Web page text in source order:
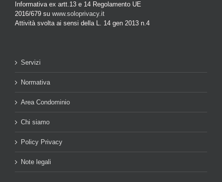
Informativa ex artt.13 e 14 Regolamento UE
2016/679 su www.soloprivacy.it
Attività svolta ai sensi della L. 14 gen 2013 n.4
Servizi
Normativa
Area Condominio
Chi siamo
Policy Privacy
Note legali